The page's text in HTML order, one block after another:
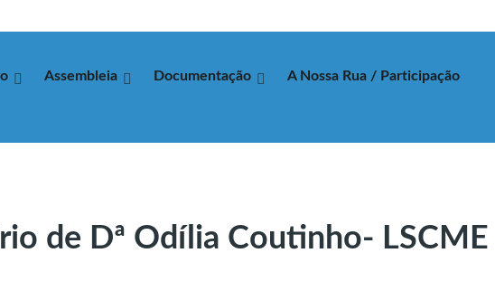
Assembleia Documentação A Nossa Rua / Participação
de Dª Odília Coutinho- LSCME